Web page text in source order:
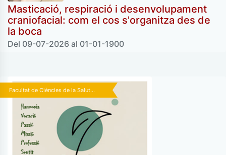
Masticació, respiració i desenvolupament
craniofacial: com el cos s'organitza des de
la boca
Del 09-07-2026 al 01-01-1900
Facultat de Ciències de la Salut...